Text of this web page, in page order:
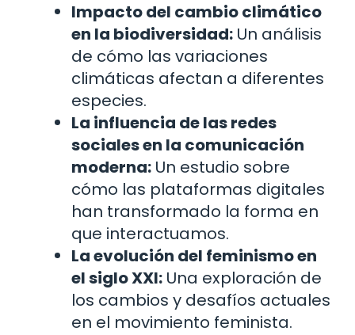
Impacto del cambio climático
en la biodiversidad: Un análisis
de cómo las variaciones
climáticas afectan a diferentes
especies.
La influencia de las redes
sociales en la comunicación
moderna: Un estudio sobre
cómo las plataformas digitales
han transformado la forma en
que interactuamos.
La evolución del feminismo en
el siglo XXI: Una exploración de
los cambios y desafíos actuales
en el movimiento feminista.